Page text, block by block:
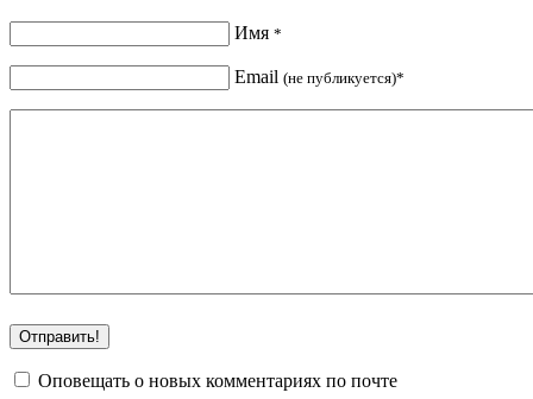
Имя *
Email (не публикуется)*
Оповещать о новых комментариях по почте